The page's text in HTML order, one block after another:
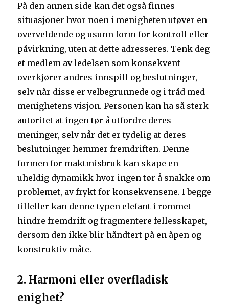
På den annen side kan det også finnes
situasjoner hvor noen i menigheten utøver en
overveldende og usunn form for kontroll eller
påvirkning, uten at dette adresseres. Tenk deg
et medlem av ledelsen som konsekvent
overkjører andres innspill og beslutninger,
selv når disse er velbegrunnede og i tråd med
menighetens visjon. Personen kan ha så sterk
autoritet at ingen tør å utfordre deres
meninger, selv når det er tydelig at deres
beslutninger hemmer fremdriften. Denne
formen for maktmisbruk kan skape en
uheldig dynamikk hvor ingen tør å snakke om
problemet, av frykt for konsekvensene. I begge
tilfeller kan denne typen elefant i rommet
hindre fremdrift og fragmentere fellesskapet,
dersom den ikke blir håndtert på en åpen og
konstruktiv måte.
2. Harmoni eller overfladisk
enighet?